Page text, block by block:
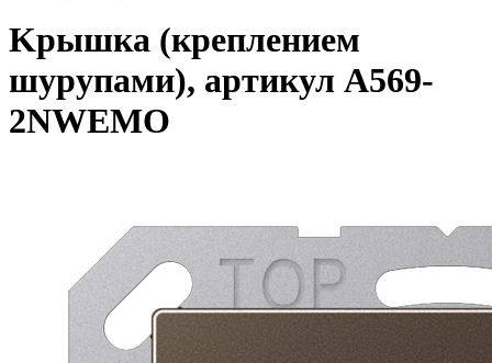
Kрышка (креплением
шурупами), артикул A569-
2NWEMO